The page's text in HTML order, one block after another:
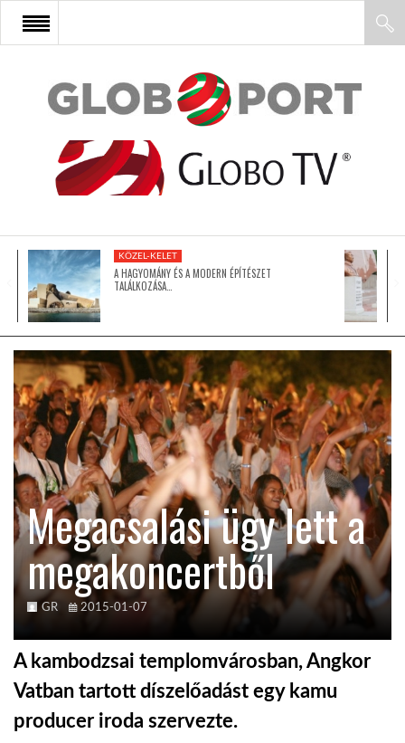
FŐOLDAL
AFRIKA
ÁZSIA
LATIN-AMERIKA
KÖZEL-KELET
AUSZTRÁLIA
A VILÁG ITTHON
KÖZEL-KELET
A HAGYOMÁNY ÉS A MODERN ÉPÍTÉSZET
TALÁLKOZÁSA…
Megacsalási ügy lett a
megakoncertből
GR 2015-01-07
A kambodzsai templomvárosban, Angkor
Vatban tartott díszelőadást egy kamu
producer iroda szervezte.